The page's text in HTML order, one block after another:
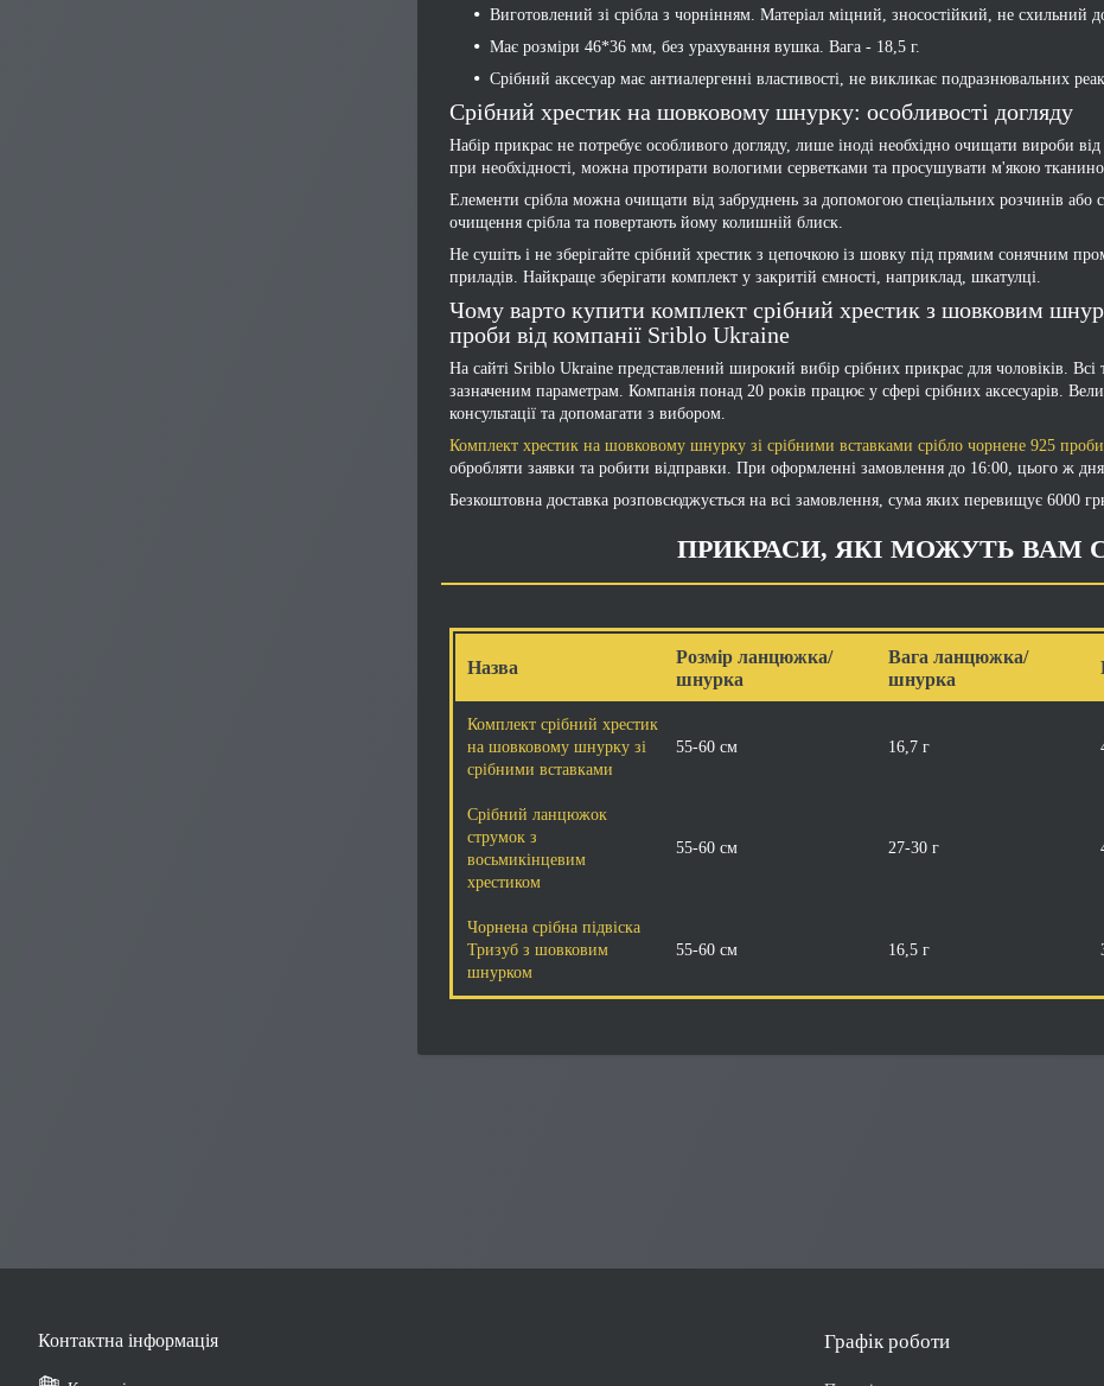
Виготовлений зі срібла з чорнінням. Матеріал міцний, зносостійкий, не схильний до
Має розміри 46*36 мм, без урахування вушка. Вага - 18,5 г.
Срібний аксесуар має антиалергенні властивості, не викликає подразнювальних
Срібний хрестик на шовковому шнурку: особливості догляду
Набір прикрас не потребує особливого догляду, лише іноді необхідно очищати вироби
при необхідності, можна протирати вологими серветками та просушувати м'якою
Елементи срібла можна очищати від забруднень за допомогою спеціальних розчинів або
очищення срібла та повертають йому колишній блиск.
Не сушіть і не зберігайте срібний хрестик з цепочкою із шовку під прямим сонячним
приладів. Найкраще зберігати комплект у закритій ємності, наприклад, шкатулці.
Чому варто купити комплект срібний хрестик з шовковим
проби від компанії Sriblo Ukraine
На сайті Sriblo Ukraine представлений широкий вибір срібних прикрас для чоловіків. Всі
зазначеним параметрам. Компанія понад 20 років працює у сфері срібних аксесуарів.
консультації та допомагати з вибором.
Комплект хрестик на шовковому шнурку зі срібними вставками срібло чорнене 925 проби
обробляти заявки та робити відправки. При оформленні замовлення до 16:00, цього ж дня
Безкоштовна доставка розповсюджується на всі замовлення, сума яких перевищує 6000
ПРИКРАСИ, ЯКІ МОЖУТЬ ВАМ
Назва
Розмір ланцюжка/
шнурка
Вага ланцюжка/
шнурка
Комплект срібний хрестик
на шовковому шнурку зі
срібними вставками
55-60 см 16,7 г
Срібний ланцюжок
струмок з
восьмикінцевим
хрестиком
55-60 см 27-30 г
Чорнена срібна підвіска
Тризуб з шовковим
шнурком
55-60 см 16,5 г
Графік роботи